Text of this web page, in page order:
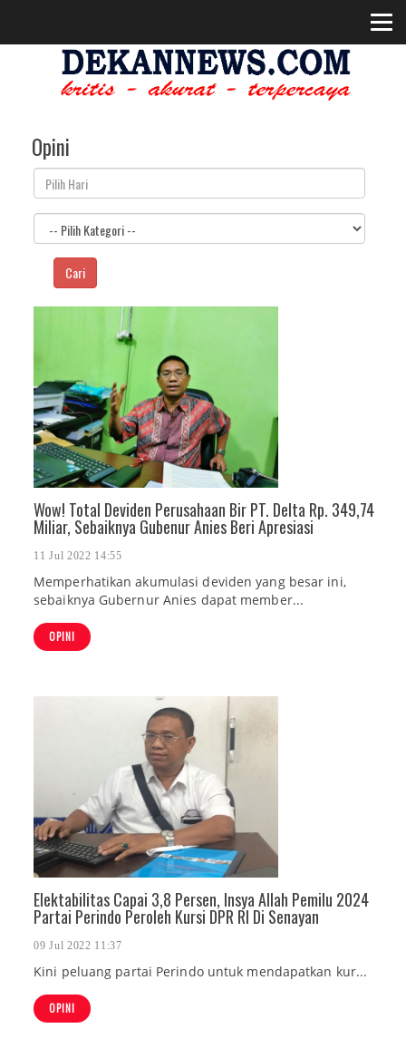
Opini
Cari
Wow! Total Deviden Perusahaan Bir PT. Delta Rp. 349,74
Miliar, Sebaiknya Gubenur Anies Beri Apresiasi
11 Jul 2022 14:55
Memperhatikan akumulasi deviden yang besar ini,
sebaiknya Gubernur Anies dapat member...
OPINI
Elektabilitas Capai 3,8 Persen, Insya Allah Pemilu 2024
Partai Perindo Peroleh Kursi DPR RI Di Senayan
09 Jul 2022 11:37
Kini peluang partai Perindo untuk mendapatkan kur...
OPINI